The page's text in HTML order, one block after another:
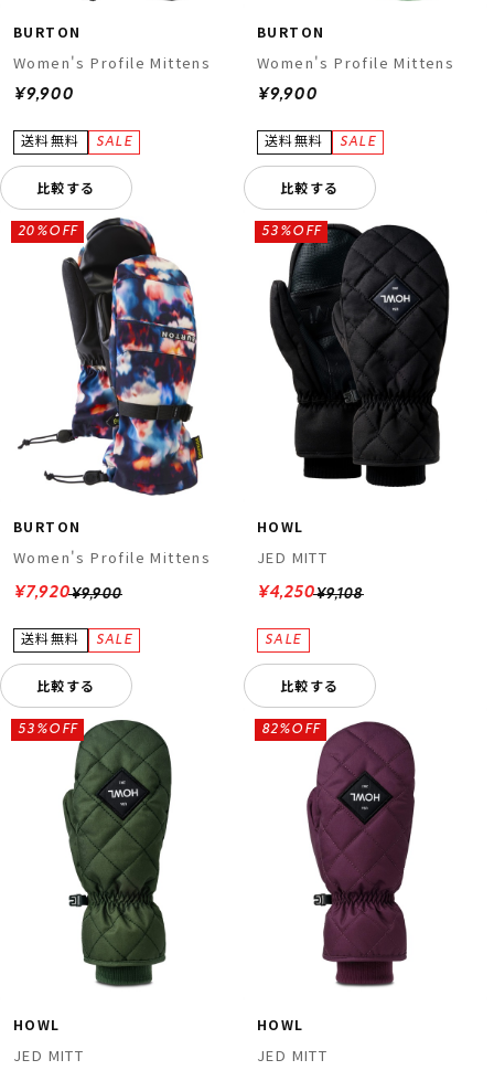
BURTON
Women's Profile Mittens
¥9,900
比較する
BURTON
Women's Profile Mittens
¥9,900
比較する
BURTON
Women's Profile Mittens
¥9,900
20%OFF
¥7,920
比較する
HOWL
JED MITT
¥9,108
53%OFF
¥4,250
比較する
HOWL
JED MITT
53%OFF
HOWL
JED MITT
82%OFF